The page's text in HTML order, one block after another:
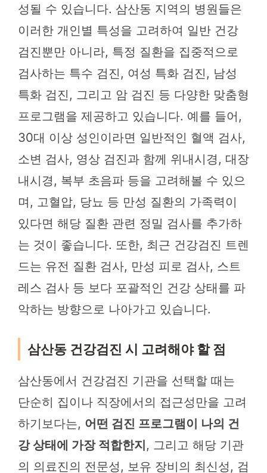
성될 수 있습니다. 삼산동 지역의 병원들은
이러한 개인별 특성을 고려하여 일반 건강
검진뿐만 아니라, 특정 질환을 집중적으로
검사하는 특수 검진, 여성 특화 검진, 남성
특화 검진, 그리고 암 검진 등 다양한 맞춤형
프로그램을 제공하고 있습니다. 예를 들어,
30대 이상 성인이라면 일반적인 혈액 검사,
소변 검사, 영상 검진과 함께 위내시경, 대장
내시경, 복부 초음파 등을 고려해볼 수 있으
며, 고혈압, 당뇨 등 만성 질환의 가족력이
있다면 해당 질환 관련 정밀 검사를 추가하
는 것이 좋습니다. 또한, 최근 건강검진 트렌
드는 유전 질환 검사, 만성 피로 검사, 스트
레스 검사 등 보다 포괄적인 건강 상태를 파
악하는 방향으로 나아가고 있습니다.
삼산동 건강검진 시 고려해야 할 점
삼산동에서 건강검진 기관을 선택할 때는
단순히 집이나 직장에서의 접근성만을 고려
하기보다는, 어떤 검진 프로그램이 나의 건
강 상태에 가장 적합한지, 그리고 해당 기관
의 의료진의 전문성, 보유 장비의 최신성, 검